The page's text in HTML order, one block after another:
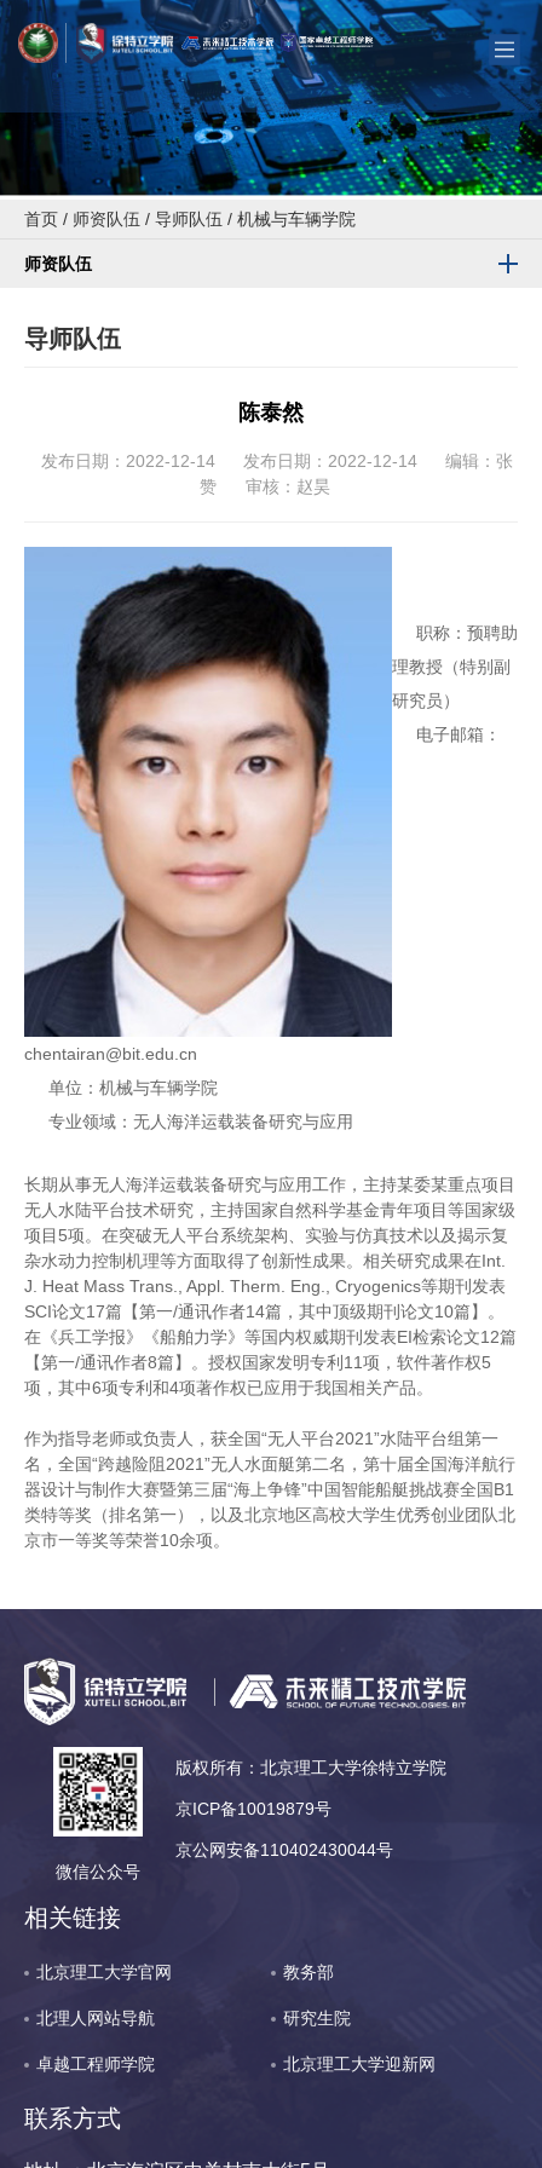
首页 / 师资队伍 / 导师队伍 / 机械与车辆学院
师资队伍
导师队伍
陈泰然
发布日期：2022-12-14 发布日期：2022-12-14
编辑：张
赞
审核：赵昊
职称：预聘助
理教授（特别副
研究员）
电子邮箱：
chentairan@bit.edu.cn
单位：机械与车辆学院
专业领域：无人海洋运载装备研究与应用
长期从事无人海洋运载装备研究与应用工作，主持某委某重点项目
无人水陆平台技术研究，主持国家自然科学基金青年项目等国家级
项目5项。在突破无人平台系统架构、实验与仿真技术以及揭示复
杂水动力控制机理等方面取得了创新性成果。相关研究成果在Int.
J. Heat Mass Trans., Appl. Therm. Eng., Cryogenics等期刊发表
SCI论文17篇【第一/通讯作者14篇，其中顶级期刊论文10篇】。
在《兵工学报》《船舶力学》等国内权威期刊发表EI检索论文12篇
【第一/通讯作者8篇】。授权国家发明专利11项，软件著作权5
项，其中6项专利和4项著作权已应用于我国相关产品。
作为指导老师或负责人，获全国“无人平台2021”水陆平台组第一
名，全国“跨越险阻2021”无人水面艇第二名，第十届全国海洋航行
器设计与制作大赛暨第三届“海上争锋”中国智能船艇挑战赛全国B1
类特等奖（排名第一），以及北京地区高校大学生优秀创业团队北
京市一等奖等荣誉10余项。
微信公众号
版权所有：北京理工大学徐特立学院
京ICP备10019879号
京公网安备110402430044号
相关链接
北京理工大学官网 教务部
北理人网站导航 研究生院
卓越工程师学院 北京理工大学迎新网
联系方式